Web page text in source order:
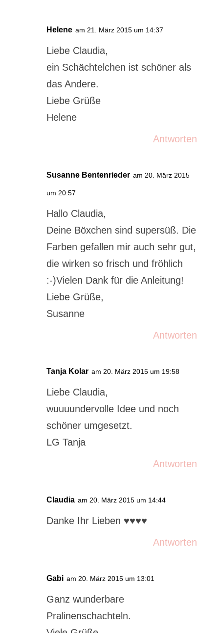
Helene am 21. März 2015 um 14:37
Liebe Claudia,
ein Schächtelchen ist schöner als
das Andere.
Liebe Grüße
Helene
Antworten
Susanne Bentenrieder am 20. März 2015
um 20:57
Hallo Claudia,
Deine Böxchen sind supersüß. Die
Farben gefallen mir auch sehr gut,
die wirken so frisch und fröhlich
:-)Vielen Dank für die Anleitung!
Liebe Grüße,
Susanne
Antworten
Tanja Kolar am 20. März 2015 um 19:58
Liebe Claudia,
wuuuundervolle Idee und noch
schöner umgesetzt.
LG Tanja
Antworten
Claudia am 20. März 2015 um 14:44
Danke Ihr Lieben ♥︎♥︎♥︎♥︎
Antworten
Gabi am 20. März 2015 um 13:01
Ganz wunderbare
Pralinenschachteln.